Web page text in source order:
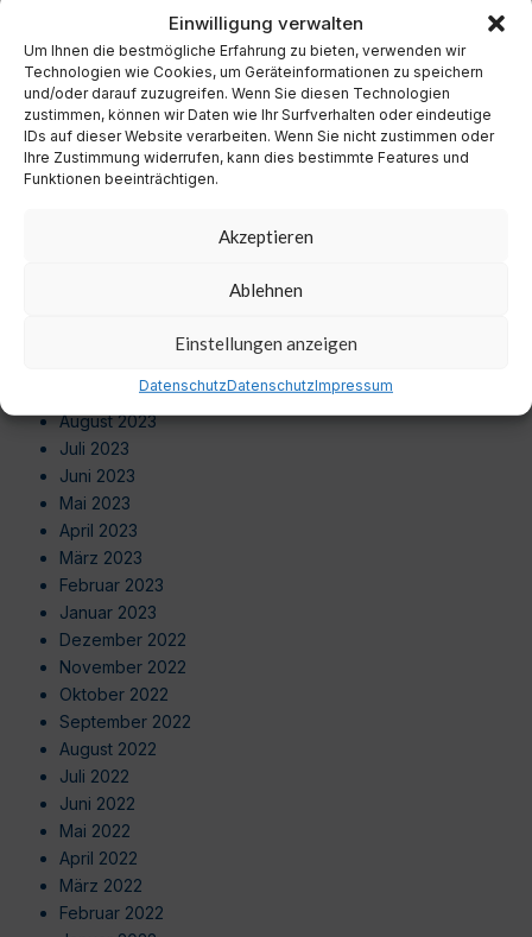
Einwilligung verwalten
Um Ihnen die bestmögliche Erfahrung zu bieten, verwenden wir
Technologien wie Cookies, um Geräteinformationen zu speichern
und/oder darauf zuzugreifen. Wenn Sie diesen Technologien
zustimmen, können wir Daten wie Ihr Surfverhalten oder eindeutige
IDs auf dieser Website verarbeiten. Wenn Sie nicht zustimmen oder
Ihre Zustimmung widerrufen, kann dies bestimmte Features und
Funktionen beeinträchtigen.
Akzeptieren
Ablehnen
Einstellungen anzeigen
DatenschutzDatenschutzImpressum
September 2024
August 2024
Juli 2024
Juni 2024
Mai 2024
November 2023
September 2023
August 2023
Juli 2023
Juni 2023
Mai 2023
April 2023
März 2023
Februar 2023
Januar 2023
Dezember 2022
November 2022
Oktober 2022
September 2022
August 2022
Juli 2022
Juni 2022
Mai 2022
April 2022
März 2022
Februar 2022